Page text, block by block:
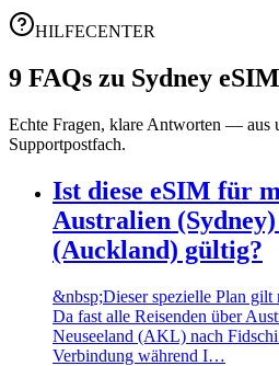
HILFECENTER
9 FAQs zu Sydney
Echte Fragen, klare Antworten — aus
Supportpostfach.
Ist diese eSIM für
Australien
(Auckland) gültig?
&nbsp;Dieser spezielle Plan
Da fast alle Reisenden über
Neuseeland (AKL) nach
Verbindung während I…